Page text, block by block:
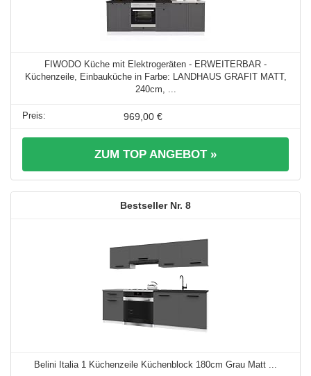
FIWODO Küche mit Elektrogeräten - ERWEITERBAR -
Küchenzeile, Einbauküche in Farbe: LANDHAUS GRAFIT MATT,
240cm, ...
969,00 €
ZUM TOP ANGEBOT »
8
Belini Italia 1 Küchenzeile Küchenblock 180cm Grau Matt ...